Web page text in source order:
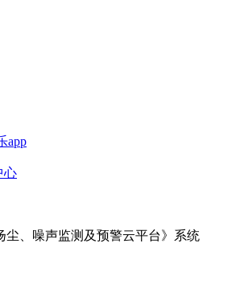
app
心
尘、噪声监测及预警云平台》系统